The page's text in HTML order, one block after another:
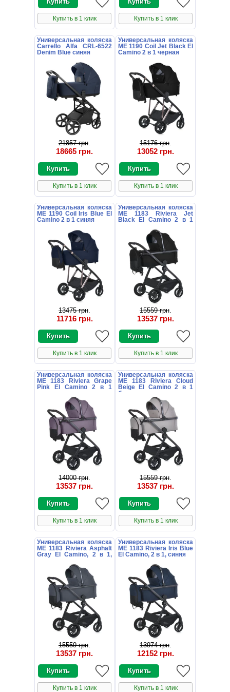
Купить в 1 клик Купить в 1 клик
Универсальная коляска
Carrello Alfa CRL-6522
Denim Blue синяя
21857 грн.
18665 грн.
Купить в 1 клик
Универсальная коляска
ME 1190 Coil Jet Black El
Camino 2 в 1 черная
15176 грн.
13052 грн.
Купить в 1 клик
Универсальная коляска
ME 1190 Coil Iris Blue El
Camino 2 в 1 синяя
13475 грн.
11716 грн.
Купить в 1 клик
Универсальная коляска
ME 1183 Riviera Jet
Black El Camino 2 в 1
15559 грн.
13537 грн.
Купить в 1 клик
Универсальная коляска
ME 1183 Riviera Grape
Pink El Camino 2 в 1
14000 грн.
13537 грн.
Купить в 1 клик
Универсальная коляска
ME 1183 Riviera Cloud
Beige El Camino 2 в 1
бежевая
15559 грн.
13537 грн.
Купить в 1 клик
Универсальная коляска
ME 1183 Riviera Asphalt
Gray El Camino, 2 в 1,
15559 грн.
13537 грн.
Купить в 1 клик
Универсальная коляска
ME 1183 Riviera Iris Blue
El Camino, 2 в 1, синяя
13974 грн.
12152 грн.
Купить в 1 клик